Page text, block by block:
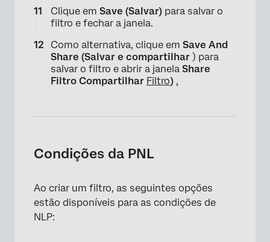
Clique em Save (Salvar) para salvar o
filtro e fechar a janela.
Como alternativa, clique em Save And
Share (Salvar e compartilhar ) para
salvar o filtro e abrir a janela Share
Filtro Compartilhar Filtro) .
Condições da PNL
Ao criar um filtro, as seguintes opções
estão disponíveis para as condições de
NLP: